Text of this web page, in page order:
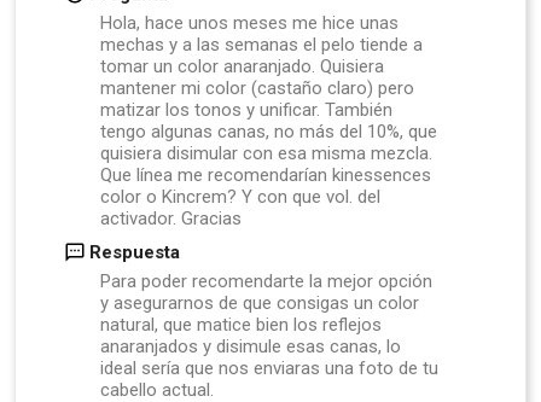
Hola, hace unos meses me hice unas
mechas y a las semanas el pelo tiende a
tomar un color anaranjado. Quisiera
mantener mi color (castaño claro) pero
matizar los tonos y unificar. También
tengo algunas canas, no más del 10%, que
quisiera disimular con esa misma mezcla.
Que línea me recomendarían kinessences
color o Kincrem? Y con que vol. del
activador. Gracias
Respuesta
Para poder recomendarte la mejor opción
y asegurarnos de que consigas un color
natural, que matice bien los reflejos
anaranjados y disimule esas canas, lo
ideal sería que nos enviaras una foto de tu
cabello actual.